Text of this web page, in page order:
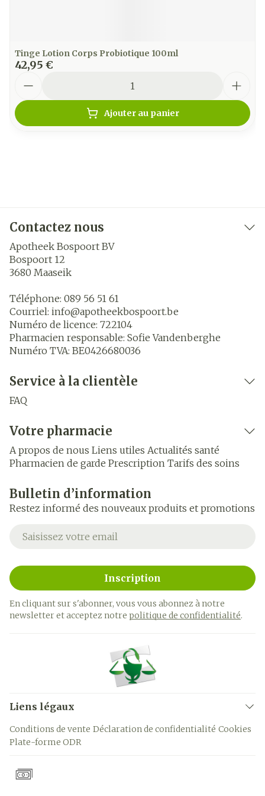
Tinge Lotion Corps Probiotique 100ml
42,95 €
Ajouter au panier
Contactez nous
Apotheek Bospoort BV
Bospoort 12
3680 Maaseik
Téléphone: 089 56 51 61
Courriel: info@apotheekbospoort.be
Numéro de licence: 722104
Pharmacien responsable: Sofie Vandenberghe
Numéro TVA: BE0426680036
Service à la clientèle
FAQ
Votre pharmacie
A propos de nous Liens utiles Actualités santé
Pharmacien de garde Prescription Tarifs des soins
Bulletin d’information
Restez informé des nouveaux produits et promotions
Adresse mail
Inscription
En cliquant sur s'abonner, vous vous abonnez à notre
newsletter et acceptez notre politique de confidentialité.
Liens légaux
Conditions de vente Déclaration de confidentialité Cookies
Plate-forme ODR